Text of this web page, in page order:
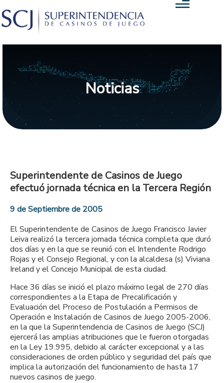
Noticias
Superintendente de Casinos de Juego
efectuó jornada técnica en la Tercera Región
9 de Septiembre de 2005
El Superintendente de Casinos de Juego Francisco Javier
Leiva realizó la tercera jornada técnica completa que duró
dos días y en la que se reunió con el Intendente Rodrigo
Rojas y el Consejo Regional, y con la alcaldesa (s) Viviana
Ireland y el Concejo Municipal de esta ciudad.
Hace 36 días se inició el plazo máximo legal de 270 días
correspondientes a la Etapa de Precalificación y
Evaluación del Proceso de Postulación a Permisos de
Operación e Instalación de Casinos de Juego 2005-2006,
en la que la Superintendencia de Casinos de Juego (SCJ)
ejercerá las amplias atribuciones que le fueron otorgadas
en la Ley 19.995, debido al carácter excepcional y a las
consideraciones de orden público y seguridad del país que
implica la autorización del funcionamiento de hasta 17
nuevos casinos de juego.